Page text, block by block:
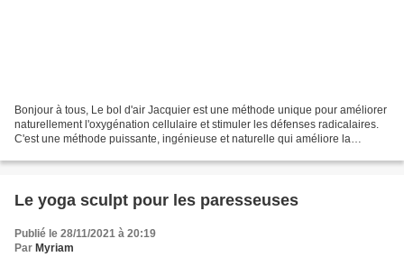
Bonjour à tous, Le bol d'air Jacquier est une méthode unique pour améliorer
naturellement l'oxygénation cellulaire et stimuler les défenses radicalaires.
C'est une méthode puissante, ingénieuse et naturelle qui améliore la
Le yoga sculpt pour les paresseuses
Publié le 28/11/2021 à 20:19
Par Myriam